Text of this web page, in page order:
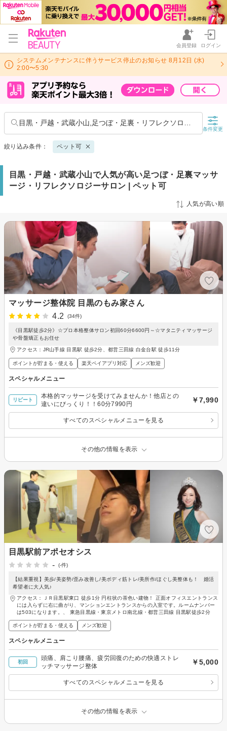
会員登録 ログイン
システムメンテナンスに伴うサービス停止のお知らせ 8月12日 (水)
2:00〜5:30
条件変更
絞り込み条件： ペット可
目黒・戸越・武蔵小山で人気が高い足つぼ・足裏マッサ
ージ・リフレクソロジーサロン | ペット可
人気が高い順
マッサージ整体院 目黒のもみ家さん
4.2
(34件)
《目黒駅徒歩2分》☆プロ本格整体サロン初回60分6600円～☆マタニティマッサージ
や骨盤矯正もお任せ
アクセス：JR山手線 目黒駅 徒歩2分、都営三田線 白金台駅 徒歩11分
ポイントが貯まる・使える 楽天ペイアプリ対応 メンズ歓迎
スペシャルメニュー
リピート
本格的マッサージを受けてみませんか！他店との
違いにびっくり！！60分7990円
￥7,990
すべてのスペシャルメニューを見る
その他の情報を表示
目黒駅前アポセオシス
-
(-件)
【結果重視】美歩/美姿勢/歪み改善し/美ボディ筋トレ/美所作/ほぐし美整体も！ 婚活
希望者に大人気♪
アクセス：ＪＲ目黒駅東口 徒歩1分 円柱状の茶色い建物！ 正面オフィスエントランス
には入らずに右に曲がり、マンションエントランスからの入室です。ルームナンバー
は503になります。、 東急目黒線・東京メトロ南北線・都営三田線 目黒駅徒歩2分
ポイントが貯まる・使える メンズ歓迎
スペシャルメニュー
初回
頭痛、肩こり腰痛、疲労回復のための快適ストレ
ッチマッサージ整体
￥5,000
すべてのスペシャルメニューを見る
その他の情報を表示